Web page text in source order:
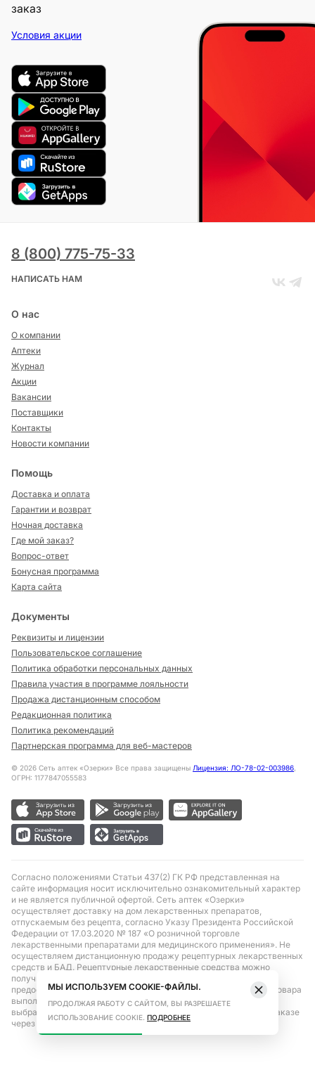
заказ
Условия акции
8 (800) 775-75-33
НАПИСАТЬ НАМ
О нас
О компании
Аптеки
Журнал
Акции
Вакансии
Поставщики
Контакты
Новости компании
Помощь
Доставка и оплата
Гарантии и возврат
Ночная доставка
Где мой заказ?
Вопрос-ответ
Бонусная программа
Карта сайта
Документы
Реквизиты и лицензии
Пользовательское соглашение
Политика обработки персональных данных
Правила участия в программе лояльности
Продажа дистанционным способом
Редакционная политика
Политика рекомендаций
Партнерская программа для веб-мастеров
© 2026 Сеть аптек «Озерки» Все права защищены Лицензия: ЛО-78-02-003986,
ОГРН: 1177847055583
Согласно положениями Статьи 437(2) ГК РФ представленная на
сайте информация носит исключительно ознакомительный характер
и не является публичной офертой. Сеть аптек «Озерки»
осуществляет доставку на дом лекарственных препаратов,
отпускаемым без рецепта, согласно Указу Президента Российской
Федерации от 17.03.2020 № 187 «О розничной торговле
лекарственными препаратами для медицинского применения». Не
осуществляем дистанционную продажу рецептурных лекарственных
средств и БАД. Рецептурные лекарственные средства можно
получить только при помощи самовывоза в аптеке при
предоставлении рецепта, выписанного врачом. Бронирование товара
выполняется при условиях последующего выкупа заказа в
выбранном аптечном пункте. Цена действительна только при заказе
через сайт.
МЫ ИСПОЛЬЗУЕМ COOKIE-ФАЙЛЫ.
ПРОДОЛЖАЯ РАБОТУ С САЙТОМ, ВЫ РАЗРЕШАЕТЕ
ИСПОЛЬЗОВАНИЕ COOKIE. ПОДРОБНЕЕ